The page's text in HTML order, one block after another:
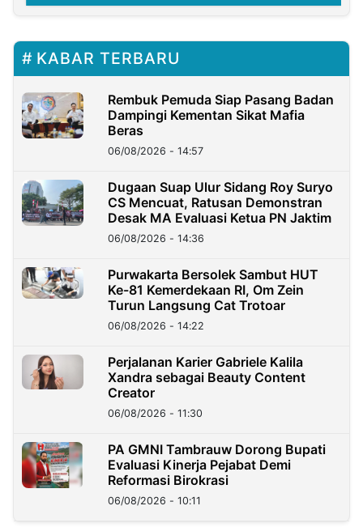
KABAR TERBARU
Rembuk Pemuda Siap Pasang Badan
Dampingi Kementan Sikat Mafia
Beras
06/08/2026 - 14:57
Dugaan Suap Ulur Sidang Roy Suryo
CS Mencuat, Ratusan Demonstran
Desak MA Evaluasi Ketua PN Jaktim
06/08/2026 - 14:36
Purwakarta Bersolek Sambut HUT
Ke-81 Kemerdekaan RI, Om Zein
Turun Langsung Cat Trotoar
06/08/2026 - 14:22
Perjalanan Karier Gabriele Kalila
Xandra sebagai Beauty Content
Creator
06/08/2026 - 11:30
PA GMNI Tambrauw Dorong Bupati
Evaluasi Kinerja Pejabat Demi
Reformasi Birokrasi
06/08/2026 - 10:11